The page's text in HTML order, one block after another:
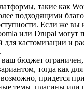
такие как
подходящими
Если же вы
или Drupal могут
для кастомизации и
бюджет ограничен,
тогда как для
придется
темы, плагины или